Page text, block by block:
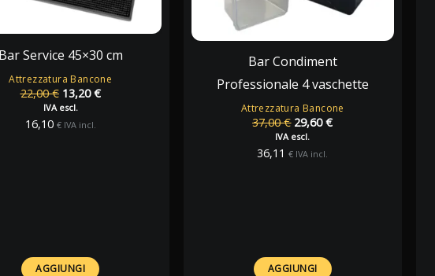
Attrezzatura Bancone
Bar Service 45×30 cm
22,00€ Il
prezzo
originale
13,20€Il
IVA escl.
16,10 € IVA incl.
AGGIUNGI
Attrezzatura Bancone
Bar Condiment
Professionale 4 vaschette
37,00€ Il
prezzo
originale
29,60€Il
IVA escl.
36,11€ IVA incl.
AGGIUNGI